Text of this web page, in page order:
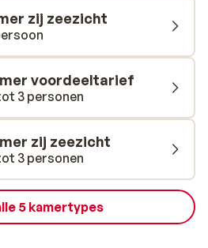
zij zeezicht
voordeeltarief
3 personen
zij zeezicht
3 personen
5 kamertypes